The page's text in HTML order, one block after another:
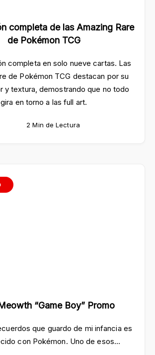
completa de las Amazing Rare
de Pokémon TCG
completa en solo nueve cartas. Las
de Pokémon TCG destacan por su
y textura, demostrando que no todo
gira en torno a las full art.
2 Min de Lectura
“Game Boy” Promo
que guardo de mi infancia es
con Pokémon. Uno de esos…